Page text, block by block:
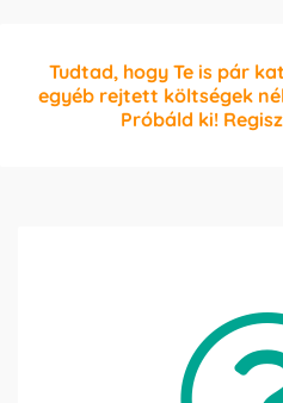
Tudtad, hogy Te is pár
egyéb rejtett költségek
Próbáld ki!